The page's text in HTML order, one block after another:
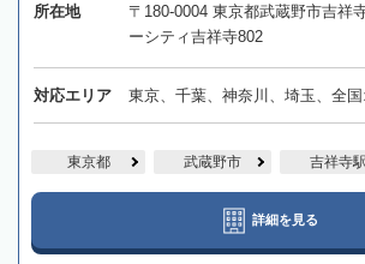
所在地
〒180-0004 東京都武蔵野市吉祥
ーシティ吉祥寺802
対応エリア 東京、千葉、神奈川、埼玉、全
東京都 武蔵野市 吉祥寺駅
詳細を見る